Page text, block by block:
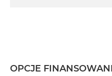
pionowe) lub
OPCJE